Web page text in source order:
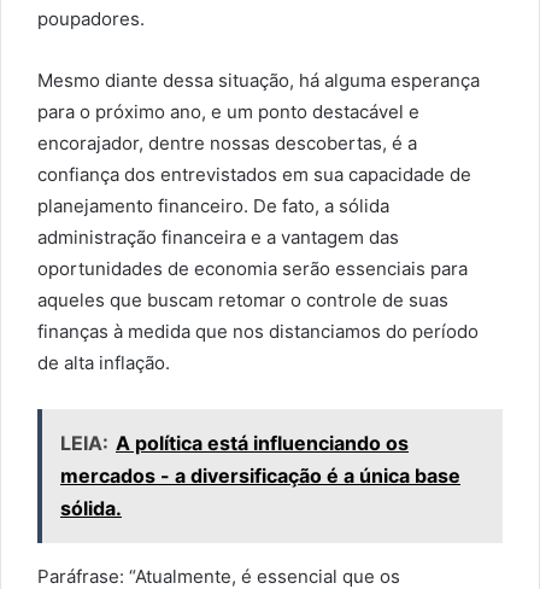
poupadores.
Mesmo diante dessa situação, há alguma esperança
para o próximo ano, e um ponto destacável e
encorajador, dentre nossas descobertas, é a
confiança dos entrevistados em sua capacidade de
planejamento financeiro. De fato, a sólida
administração financeira e a vantagem das
oportunidades de economia serão essenciais para
aqueles que buscam retomar o controle de suas
finanças à medida que nos distanciamos do período
de alta inflação.
LEIA: A política está influenciando os
mercados - a diversificação é a única base
sólida.
Paráfrase: “Atualmente, é essencial que os